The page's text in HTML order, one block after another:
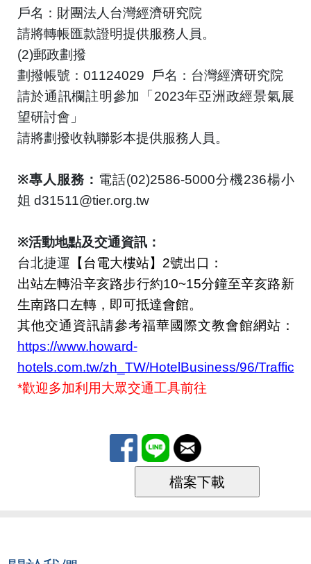
戶名：財團法人台灣經濟研究院
請將轉帳匯款證明提供服務人員。
(2)郵政劃撥
劃撥帳號： 01124029
戶名：台灣經濟研究院
請於通訊欄註明參加「 2023年亞洲政經景氣展
望研討會」
請將劃撥收執聯影本提供服務人員。
※專人服務： 電話(02)2586-5000分機236楊小
姐 d31511@tier.org.tw
※活動地點及交通資訊：
台北捷運 【台電大樓站】 2號出口：
出站左轉沿辛亥路步行約10~15分鐘至辛亥路新
生南路口左轉，即可抵達會館。
其他交通資訊請參考福華國際文教會館網站：
https://www.howard-
hotels.com.tw/zh_TW/HotelBusiness/96/Traffic
*歡迎多加利用大眾交通工具前往